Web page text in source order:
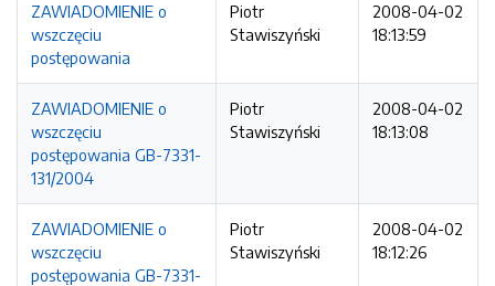
ZAWIADOMIENIE o
wszczęciu
postępowania
Piotr
Stawiszyński
2008-04-02
18:13:59
ZAWIADOMIENIE o
wszczęciu
postępowania GB-7331-
131/2004
Piotr
Stawiszyński
2008-04-02
18:13:08
ZAWIADOMIENIE o
wszczęciu
postępowania GB-7331-
Piotr
Stawiszyński
2008-04-02
18:12:26